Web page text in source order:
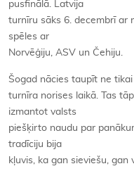
pusfinālā. Latvija
turnīru sāks 6. decembrī ar
spēles ar
Norvēģiju, ASV un Čehiju.
Šogad nācies taupīt ne
turnīra norises laikā. Tas
izmantot valsts
piešķirto naudu par
tradīciju bija
kļuvis, ka gan sieviešu,